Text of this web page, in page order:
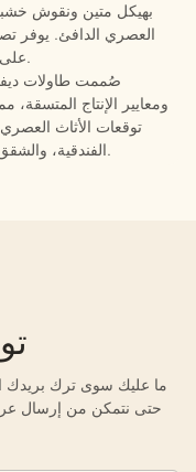
بهيكل متين ونقوش
العصري الدافئ. يوفر
على تنظيم الأغراض الشخصية وخلوها من الغبار.
صُممت طاولات
ومعايير الإنتاج المتسقة،
توقعات الأثاث
الفندقية، والشقق المفروشة، حيث تجمع بين العملية والأناقة.
ما عليك سوى ترك بريدك
حتى نتمكن من إرسال